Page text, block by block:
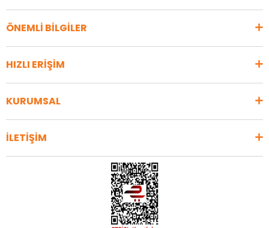
ÖNEMLİ BİLGİLER
HIZLI ERİŞİM
KURUMSAL
İLETİŞİM